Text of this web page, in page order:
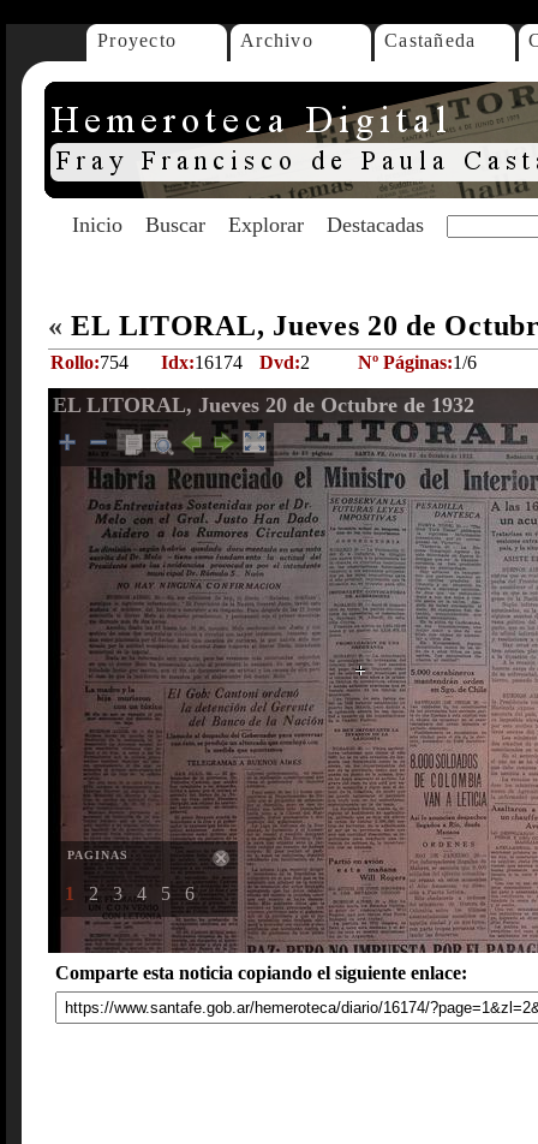
Proyecto Archivo Castañeda
Inicio Buscar Explorar Destacadas
« EL LITORAL, Jueves 20 de
Rollo:754 Idx:16174 Dvd:2 Nº Páginas:1/6
EL LITORAL, Jueves 20 de Octubre de 1932
PAGINAS
1 2 3 4 5 6
Comparte esta noticia copiando el siguiente enlace: